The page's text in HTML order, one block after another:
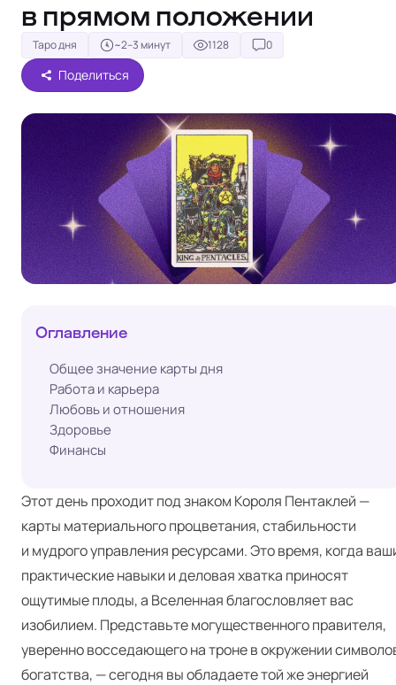
в прямом положении
Таро дня ~2–3 минут 1128 0
Поделиться
Оглавление
Общее значение карты дня
Работа и карьера
Любовь и отношения
Здоровье
Финансы
Этот день проходит под знаком Короля Пентаклей —
карты материального процветания, стабильности
и мудрого управления ресурсами. Это время, когда
практические навыки и деловая хватка приносят
ощутимые плоды, а Вселенная благословляет вас
изобилием. Представьте могущественного правителя,
уверенно восседающего на троне в окружении
богатства, — сегодня вы обладаете той же энергией